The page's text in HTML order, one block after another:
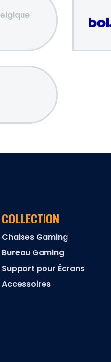
COLLECTION
Chaises Gaming
Bureau Gaming
Support pour Écrans
Accessoires